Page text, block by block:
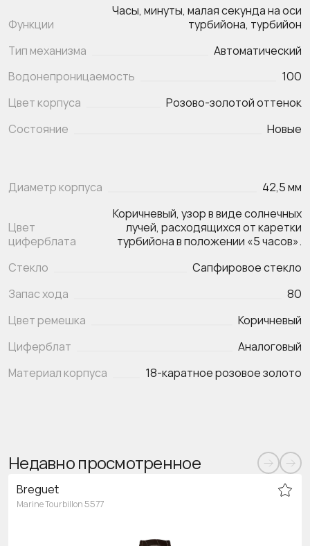
Функции
Часы, минуты, малая секунда на оси
Тип механизма
Автоматический
Водонепроницаемость
100
Цвет корпуса
Розово-золотой оттенок
Состояние
Новые
Диаметр корпуса 42,5 мм
Цвет
циферблата
Коричневый, узор в виде солнечных
лучей, расходящихся от каретки
турбийона в положении «5 часов».
Стекло
Сапфировое стекло
Запас хода
80
Цвет ремешка
Коричневый
Циферблат
Аналоговый
Материал корпуса
18-каратное розовое золото
Недавно просмотренное
Breguet
Marine Tourbillon 5577